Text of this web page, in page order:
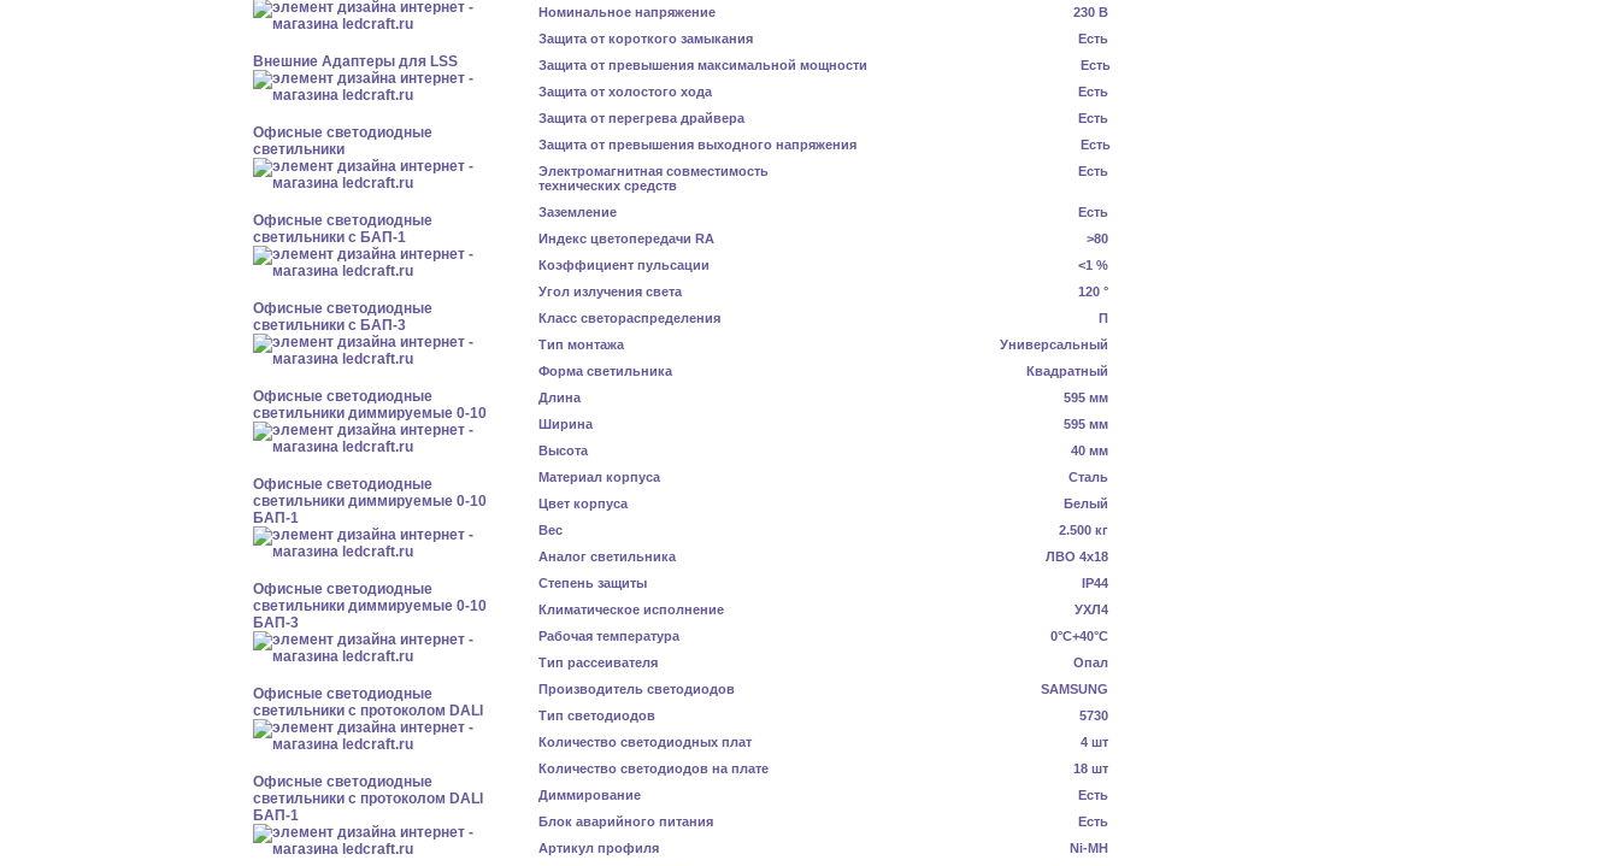
Внешние Адаптеры для LSS
Офисные светодиодные
светильники
Офисные светодиодные
светильники с БАП-1
Офисные светодиодные
светильники с БАП-3
Офисные светодиодные
светильники диммируемые 0-10
Офисные светодиодные
светильники диммируемые 0-10
БАП-1
Офисные светодиодные
светильники диммируемые 0-10
БАП-3
Офисные светодиодные
светильники с протоколом DALI
Офисные светодиодные
светильники с протоколом DALI
БАП-1
Номинальное напряжение
230 В
Защита от короткого замыкания
Есть
Защита от превышения максимальной мощности
Есть
Защита от холостого хода
Есть
Защита от перегрева драйвера
Есть
Защита от превышения выходного напряжения
Есть
Электромагнитная совместимость
технических средств
Есть
Заземление
Есть
Индекс цветопередачи RA
>80
Коэффициент пульсации
<1 %
Угол излучения света
120 °
Класс светораспределения
П
Тип монтажа
Универсальный
Форма светильника
Квадратный
Длина
595 мм
Ширина
595 мм
Высота
40 мм
Материал корпуса
Сталь
Цвет корпуса
Белый
Вес
2.500 кг
Аналог светильника
ЛВО 4x18
Степень защиты
IP44
Климатическое исполнение
УХЛ4
Рабочая температура
0°C+40°C
Тип рассеивателя
Опал
Производитель светодиодов
SAMSUNG
Тип светодиодов
5730
Количество светодиодных плат
4 шт
Количество светодиодов на плате
18 шт
Диммирование
Есть
Блок аварийного питания
Есть
Артикул профиля
Ni-MH